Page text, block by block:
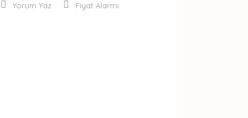
Yorum Yaz Fiyat Alarmı